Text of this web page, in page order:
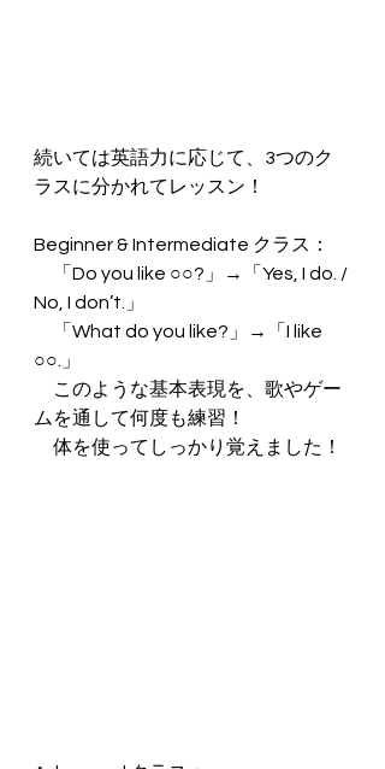
続いては英語力に応じて、3つのク
ラスに分かれてレッスン！
Beginner & Intermediate クラス：
「Do you like ○○?」→「Yes, I do. /
No, I don’t.」
「What do you like?」→「I like
○○.」
このような基本表現を、歌やゲー
ムを通して何度も練習！
体を使ってしっかり覚えました！